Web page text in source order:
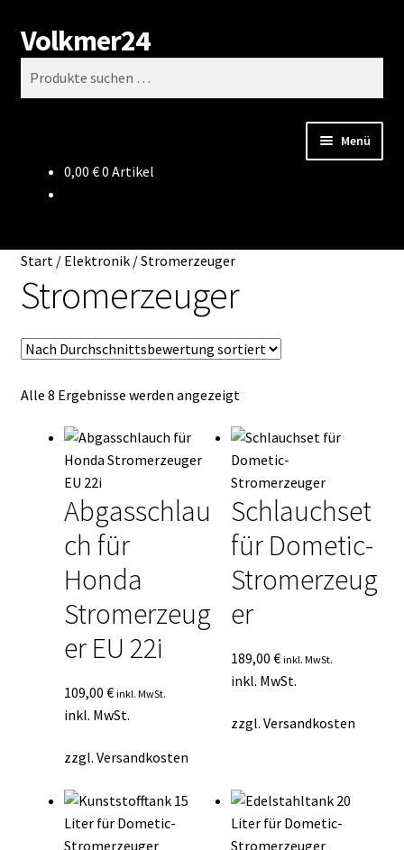
Zur
Navigation
springen
Zum
Inhalt
springen
Volkmer24
Suchen
Menü
Impressum
Mein Konto
Mein Konto
Vertrag widerrufen
Warenkorb
0,00 €0 Artikel
Start/ Elektronik/Stromerzeuger
Stromerzeuger
Alle 8 Ergebnisse werden angezeigtNach
sortiert
Abgasschlau
ch für
Honda
Stromerzeug
er EU 22i
109,00 € inkl. MwSt.
inkl. MwSt.
zzgl. Versandkosten
Schlauchset
für Dometic-
Stromerzeug
er
189,00€ inkl. MwSt.
inkl. MwSt.
zzgl.Versandkosten